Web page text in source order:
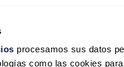
procesamos sus datos
como las cookies para
Imaz tiene el respaldo
almacenamiento,
carbono.